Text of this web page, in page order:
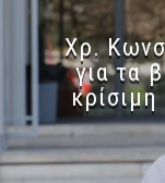
Χρ.
για τα